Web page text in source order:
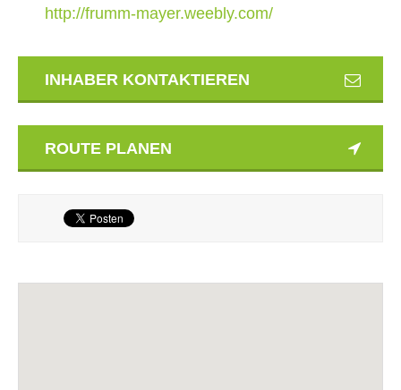
http://frumm-mayer.weebly.com/
INHABER KONTAKTIEREN
ROUTE PLANEN